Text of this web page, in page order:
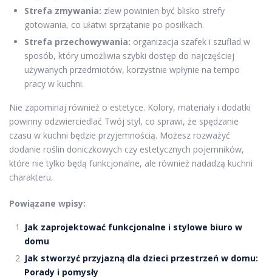
Strefa zmywania: zlew powinien być blisko strefy
gotowania, co ułatwi sprzątanie po posiłkach.
Strefa przechowywania: organizacja szafek i szuflad w
sposób, który umożliwia szybki dostęp do najczęściej
używanych przedmiotów, korzystnie wpłynie na tempo
pracy w kuchni.
Nie zapominaj również o estetyce. Kolory, materiały i dodatki
powinny odzwierciedlać Twój styl, co sprawi, że spędzanie
czasu w kuchni będzie przyjemnością. Możesz rozważyć
dodanie roślin doniczkowych czy estetycznych pojemników,
które nie tylko będą funkcjonalne, ale również nadadzą kuchni
charakteru.
Powiązane wpisy:
Jak zaprojektować funkcjonalne i stylowe biuro w
domu
Jak stworzyć przyjazną dla dzieci przestrzeń w domu:
Porady i pomysły